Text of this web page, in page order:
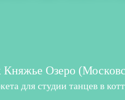
Озеро
для студии танцев в